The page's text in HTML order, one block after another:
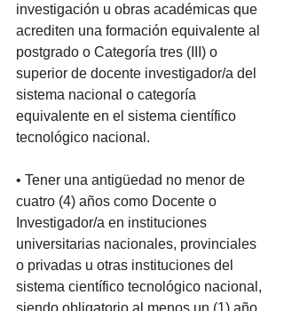
investigación u obras académicas que
acrediten una formación equivalente al
postgrado o Categoría tres (III) o
superior de docente investigador/a del
sistema nacional o categoría
equivalente en el sistema científico
tecnológico nacional.
• Tener una antigüedad no menor de
cuatro (4) años como Docente o
Investigador/a en instituciones
universitarias nacionales, provinciales
o privadas u otras instituciones del
sistema científico tecnológico nacional,
siendo obligatorio al menos un (1) año